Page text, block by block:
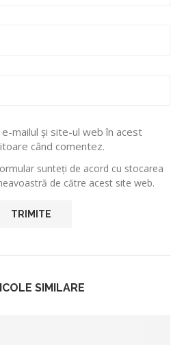
mailul și site-ul web în acest
când comentez.
sunteți de acord cu stocarea
de către acest site web.
SIMILARE